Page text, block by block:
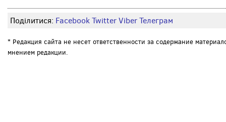
Поділитися: FacebookTwitterViberТелеграм
* Редакция сайта не несет ответственности за содержание
мнением редакции.